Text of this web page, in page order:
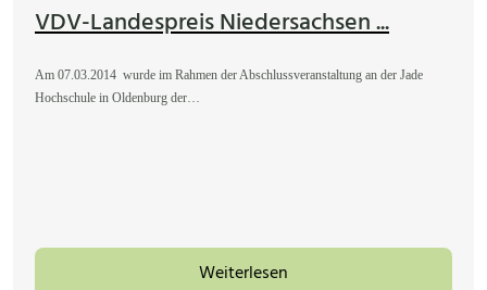
VDV-Landespreis Niedersachsen ...
Am 07.03.2014 wurde im Rahmen der Abschlussveranstaltung an der Jade
Hochschule in Oldenburg der…
Weiterlesen